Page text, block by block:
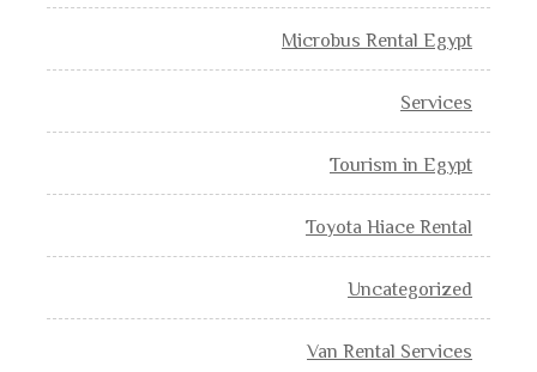
Microbus Rental Egypt
Services
Tourism in Egypt
Toyota Hiace Rental
Uncategorized
Van Rental Services